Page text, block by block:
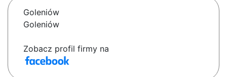
Goleniów
Goleniów
Zobacz profil firmy na